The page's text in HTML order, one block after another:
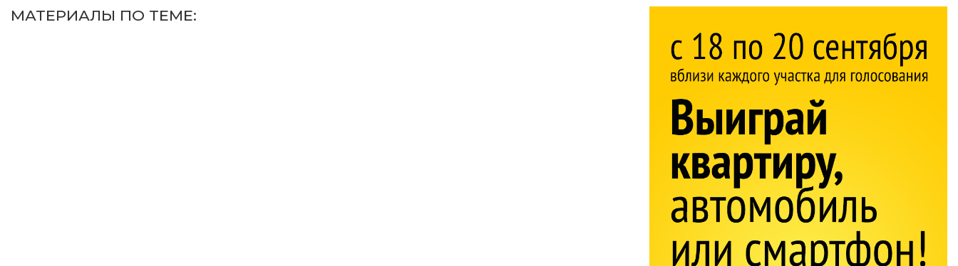
МАТЕРИАЛЫ ПО ТЕМЕ: